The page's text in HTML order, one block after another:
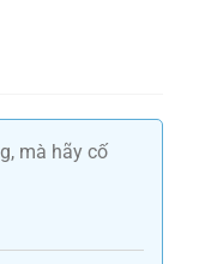
mà hãy cố